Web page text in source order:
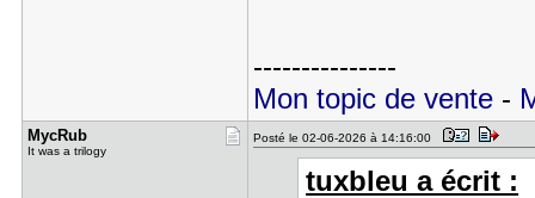
---------------
Mon topic de vente-
MycRub
It was a trilogy
Posté le 02-06-2026 à 14:16:00
tuxbleu a écrit :